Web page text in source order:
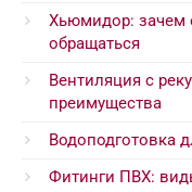
Хьюмидор: зачем
обращаться
Вентиляция с
преимущества
Водоподготовка
Фитинги ПВХ: